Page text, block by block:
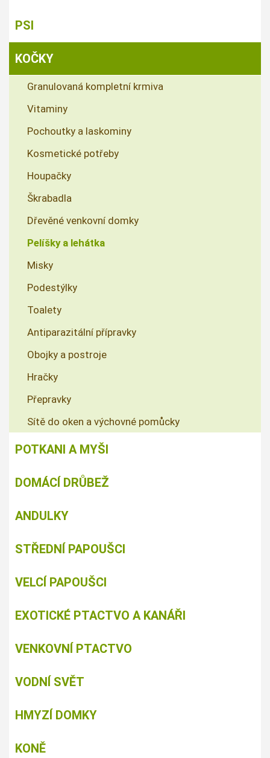
PSI
KOČKY
Granulovaná kompletní krmiva
Vitaminy
Pochoutky a laskominy
Kosmetické potřeby
Houpačky
Škrabadla
Dřevěné venkovní domky
Pelíšky a lehátka
Misky
Podestýlky
Toalety
Antiparazitální přípravky
Obojky a postroje
Hračky
Přepravky
Sítě do oken a výchovné pomůcky
POTKANI A MYŠI
DOMÁCÍ DRŮBEŽ
ANDULKY
STŘEDNÍ PAPOUŠCI
VELCÍ PAPOUŠCI
EXOTICKÉ PTACTVO A KANÁŘI
VENKOVNÍ PTACTVO
VODNÍ SVĚT
HMYZÍ DOMKY
KONĚ